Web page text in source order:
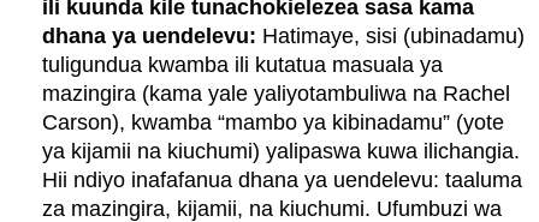
ili kuunda kile tunachokielezea sasa kama
dhana ya uendelevu: Hatimaye, sisi (ubinadamu)
tuligundua kwamba ili kutatua masuala ya
mazingira (kama yale yaliyotambuliwa na Rachel
Carson), kwamba “mambo ya kibinadamu” (yote
ya kijamii na kiuchumi) yalipaswa kuwa ilichangia.
Hii ndiyo inafafanua dhana ya uendelevu: taaluma
za mazingira, kijamii, na kiuchumi. Ufumbuzi wa